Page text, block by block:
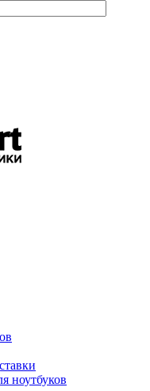
ноутбуков